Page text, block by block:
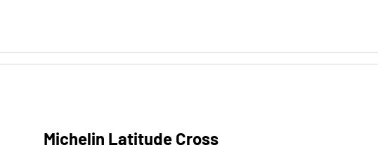
Michelin Latitude Cross